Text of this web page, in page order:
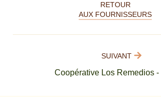
RETOUR
AUX FOURNISSEURS
SUIVANT
Coopérative Los Remedios -